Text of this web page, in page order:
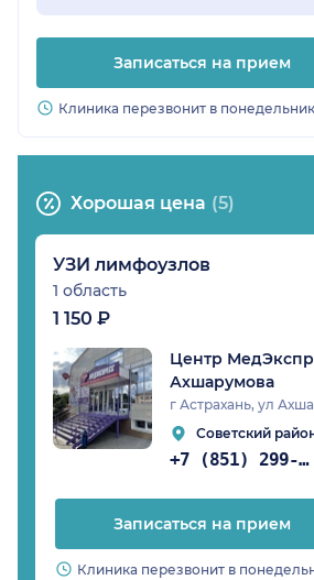
Записаться на прием
Клиника перезвонит в
Хорошая цена (5)
УЗИ лимфоузлов
1 область
1 150 ₽
Центр
Ахшарумова
г Астрахань, ул
Советский
+7 (851) 299-31-86
Записаться на прием
Клиника перезвонит в